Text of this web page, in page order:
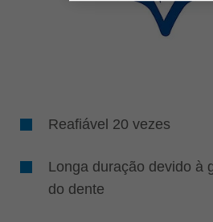
Reafiável 20 vezes
Longa duração devido à
do dente